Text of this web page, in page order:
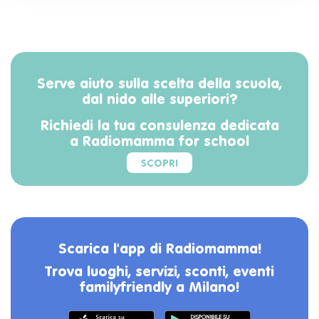
Serve aiuto sulla scelta della scuola,
dal nido alle superiori?
Richiedi la tua consulenza dedicata
a Radiomamma for school
SCOPRI
Scarica l'app di Radiomamma!
Trova luoghi, servizi, sconti, eventi
familyfriendly a Milano!